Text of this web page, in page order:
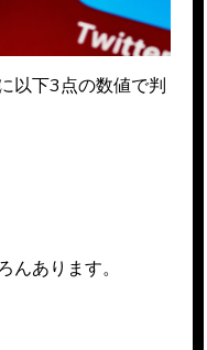
以下3点の数値で判
んあります。